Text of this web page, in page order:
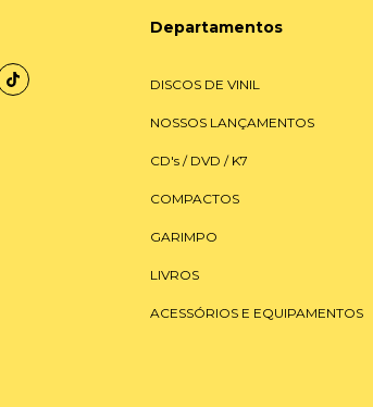
Departamentos
DISCOS DE VINIL
NOSSOS LANÇAMENTOS
CD's / DVD / K7
COMPACTOS
GARIMPO
LIVROS
ACESSÓRIOS E EQUIPAMENTOS